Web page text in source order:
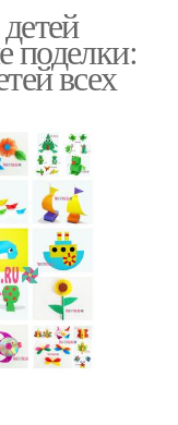
для детей
идеи
для поделок
поделки:
всех